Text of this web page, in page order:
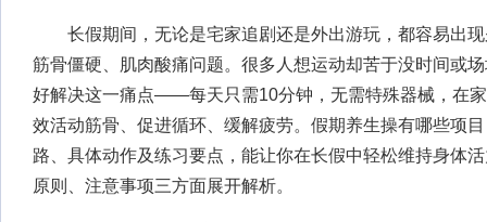
长假期间，无论是宅家追剧还是外出游玩，都容易出现
筋骨僵硬、肌肉酸痛问题。很多人想运动却苦于没时间或场
好解决这一痛点——每天只需10分钟，无需特殊器械，在
效活动筋骨、促进循环、缓解疲劳。 假期养生操有哪些项目
路、具体动作及练习要点，能让你在长假中轻松维持身体
原则、注意事项三方面展开解析。